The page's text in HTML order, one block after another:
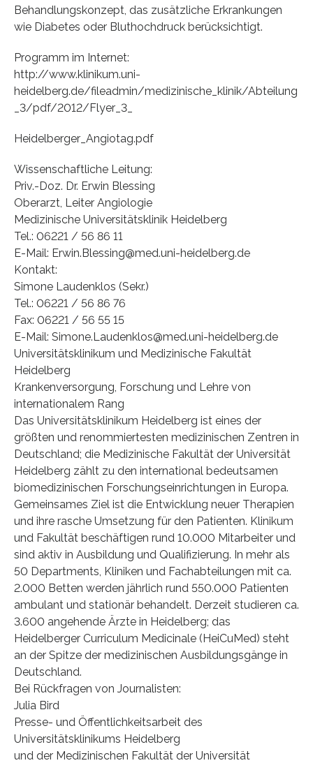
Behandlungskonzept, das zusätzliche Erkrankungen
wie Diabetes oder Bluthochdruck berücksichtigt.
Programm im Internet:
http://www.klinikum.uni-
heidelberg.de/fileadmin/medizinische_klinik/Abteilung
_3/pdf/2012/Flyer_3_
Heidelberger_Angiotag.pdf
Wissenschaftliche Leitung:
Priv.-Doz. Dr. Erwin Blessing
Oberarzt, Leiter Angiologie
Medizinische Universitätsklinik Heidelberg
Tel.: 06221 / 56 86 11
E-Mail: Erwin.Blessing@med.uni-heidelberg.de
Kontakt:
Simone Laudenklos (Sekr.)
Tel.: 06221 / 56 86 76
Fax: 06221 / 56 55 15
E-Mail: Simone.Laudenklos@med.uni-heidelberg.de
Universitätsklinikum und Medizinische Fakultät
Heidelberg
Krankenversorgung, Forschung und Lehre von
internationalem Rang
Das Universitätsklinikum Heidelberg ist eines der
größten und renommiertesten medizinischen Zentren in
Deutschland; die Medizinische Fakultät der Universität
Heidelberg zählt zu den international bedeutsamen
biomedizinischen Forschungseinrichtungen in Europa.
Gemeinsames Ziel ist die Entwicklung neuer Therapien
und ihre rasche Umsetzung für den Patienten. Klinikum
und Fakultät beschäftigen rund 10.000 Mitarbeiter und
sind aktiv in Ausbildung und Qualifizierung. In mehr als
50 Departments, Kliniken und Fachabteilungen mit ca.
2.000 Betten werden jährlich rund 550.000 Patienten
ambulant und stationär behandelt. Derzeit studieren ca.
3.600 angehende Ärzte in Heidelberg; das
Heidelberger Curriculum Medicinale (HeiCuMed) steht
an der Spitze der medizinischen Ausbildungsgänge in
Deutschland.
Bei Rückfragen von Journalisten:
Julia Bird
Presse- und Öffentlichkeitsarbeit des
Universitätsklinikums Heidelberg
und der Medizinischen Fakultät der Universität